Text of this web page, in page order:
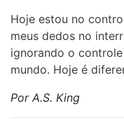
⁠Hoje estou no
meus dedos no
ignorando o
mundo. Hoje é
Por A.S. King